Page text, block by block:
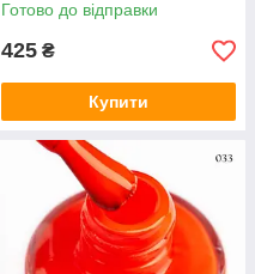
Готово до відправки
425 ₴
Купити